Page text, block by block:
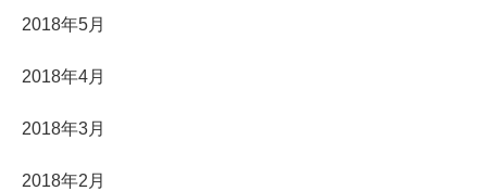
2018年5月
2018年4月
2018年3月
2018年2月